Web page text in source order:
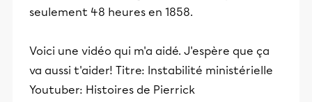
seulement 48 heures en 1858.
Voici une vidéo qui m'a aidé. J'espère que ça
va aussi t'aider! Titre: Instabilité ministérielle
Youtuber: Histoires de Pierrick